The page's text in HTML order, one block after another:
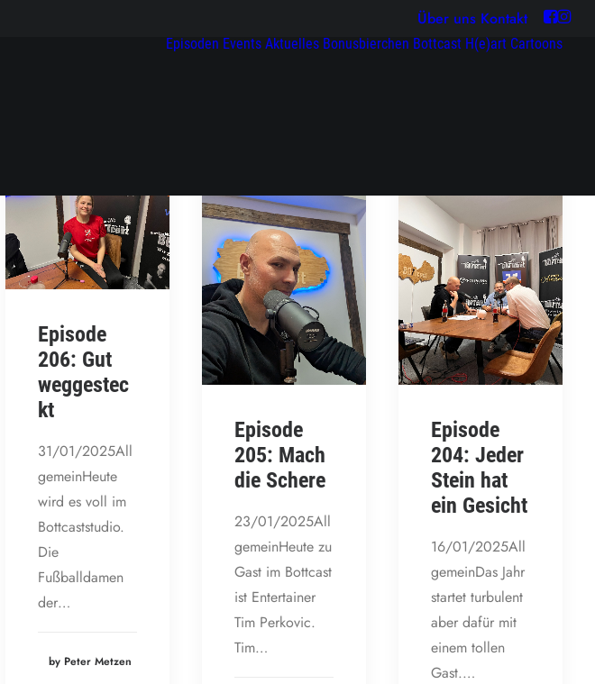
Über uns Kontakt
Episoden Events Aktuelles Bonusbierchen Bottcast H(e)art Cartoons
Episode
206: Gut
weggestec
kt
31/01/2025All
gemeinHeute
wird es voll im
Bottcaststudio.
Die
Fußballdamen
der…
by Peter Metzen
Episode
205: Mach
die Schere
23/01/2025All
gemeinHeute zu
Gast im Bottcast
ist Entertainer
Tim Perkovic.
Tim…
Episode
204: Jeder
Stein hat
ein Gesicht
16/01/2025All
gemeinDas Jahr
startet turbulent
aber dafür mit
einem tollen
Gast.…